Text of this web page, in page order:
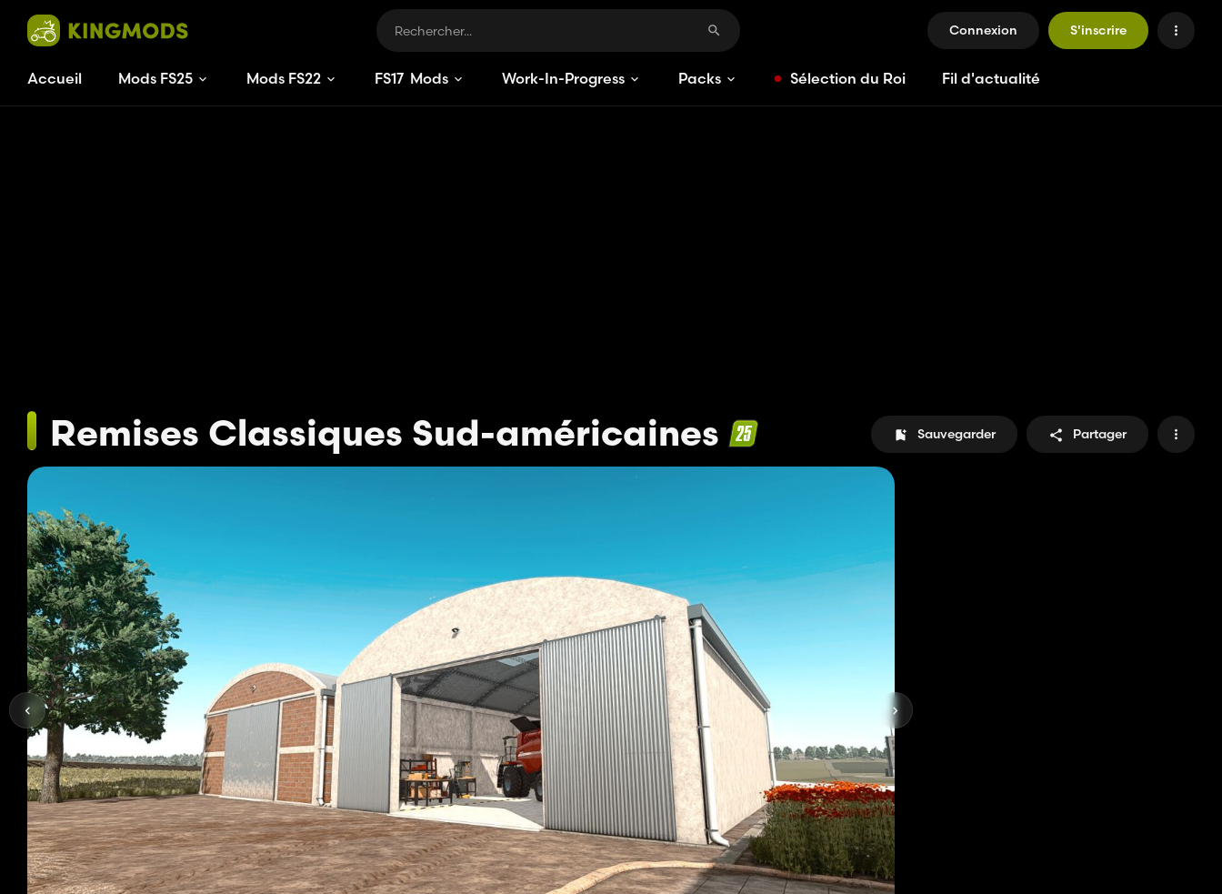
Connexion S'inscrire
Accueil Mods FS25 Mods FS22 FS17 Mods Work-In-Progress Packs Sélection du Roi Fil d'actualité
Remises Classiques Sud-américaines Sauvegarder Partager